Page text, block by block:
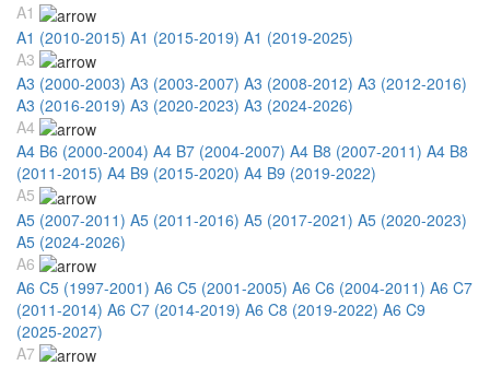
A1
A1 (2010-2015) A1 (2015-2019) A1 (2019-2025)
A3
A3 (2000-2003) A3 (2003-2007) A3 (2008-2012) A3 (2012-2016)
A3 (2016-2019) A3 (2020-2023) A3 (2024-2026)
A4
A4 B6 (2000-2004) A4 B7 (2004-2007) A4 B8 (2007-2011) A4 B8
(2011-2015) A4 B9 (2015-2020) A4 B9 (2019-2022)
A5
A5 (2007-2011) A5 (2011-2016) A5 (2017-2021) A5 (2020-2023)
A5 (2024-2026)
A6
A6 C5 (1997-2001) A6 C5 (2001-2005) A6 C6 (2004-2011) A6 C7
(2011-2014) A6 C7 (2014-2019) A6 C8 (2019-2022) A6 C9
(2025-2027)
A7